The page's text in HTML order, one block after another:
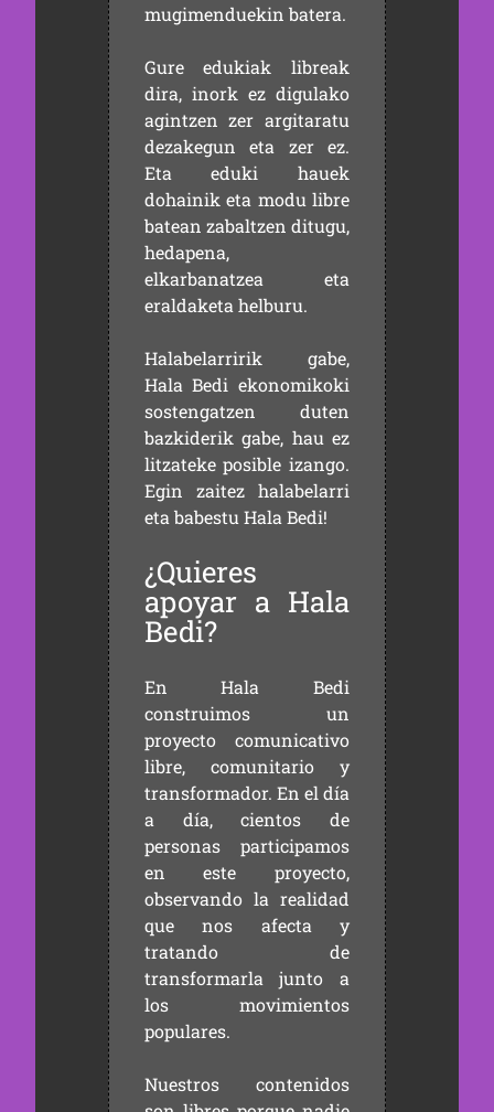
mugimenduekin batera.
Gure edukiak libreak
dira, inork ez digulako
agintzen zer argitaratu
dezakegun eta zer ez.
Eta eduki hauek
dohainik eta modu libre
batean zabaltzen ditugu,
hedapena,
elkarbanatzea eta
eraldaketa helburu.
Halabelarririk gabe,
Hala Bedi ekonomikoki
sostengatzen duten
bazkiderik gabe, hau ez
litzateke posible izango.
Egin zaitez halabelarri
eta babestu Hala Bedi!
¿Quieres
apoyar a Hala
Bedi?
En Hala Bedi
construimos un
proyecto comunicativo
libre, comunitario y
transformador. En el día
a día, cientos de
personas participamos
en este proyecto,
observando la realidad
que nos afecta y
tratando de
transformarla junto a
los movimientos
populares.
Nuestros contenidos